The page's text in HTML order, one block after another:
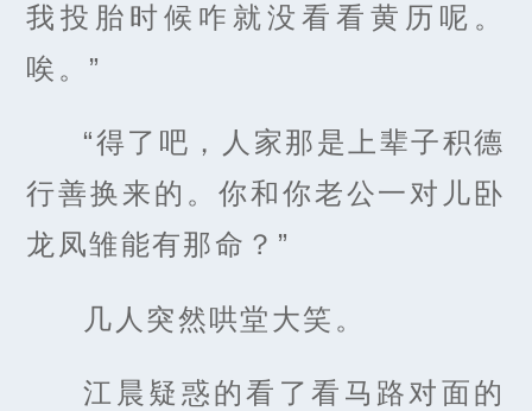
我投胎时候咋就没看看黄历呢。
唉。”
“得了吧，人家那是上辈子积德
行善换来的。你和你老公一对儿卧
龙凤雏能有那命？”
几人突然哄堂大笑。
江晨疑惑的看了看马路对面的